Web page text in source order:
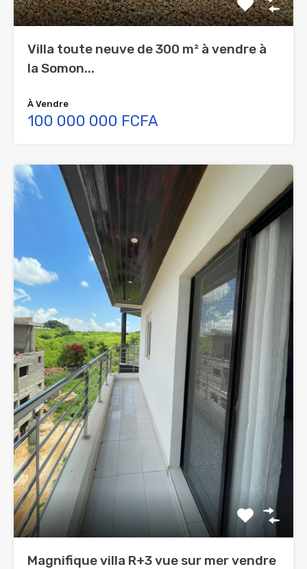
Villa toute neuve de 300 m² à vendre à
la Somon...
À Vendre
100 000 000 FCFA
Magnifique villa R+3 vue sur mer vendre